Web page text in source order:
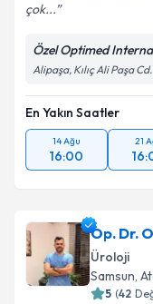
çok...
Özel Optimed
Alipaşa, Kılıç Ali Paşa
En Yakın Saatler
14 Ağu
16:00
21
Op. Dr.
Üroloji
Samsun,
5 (42